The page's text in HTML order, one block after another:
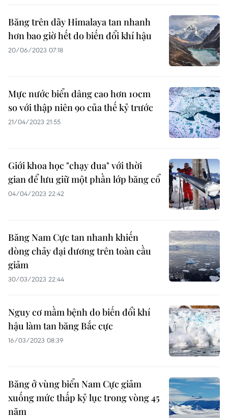
Băng trên dãy Himalaya tan nhanh
hơn bao giờ hết do biến đổi khí hậu
20/06/2023 07:18
Mực nước biển dâng cao hơn 10cm
so với thập niên 90 của thế kỷ trước
21/04/2023 21:55
Giới khoa học "chạy đua" với thời
gian để lưu giữ một phần lớp băng cổ
04/04/2023 22:42
Băng Nam Cực tan nhanh khiến
dòng chảy đại dương trên toàn cầu
giảm
30/03/2023 22:44
Nguy cơ mầm bệnh do biến đổi khí
hậu làm tan băng Bắc cực
16/03/2023 08:39
Băng ở vùng biển Nam Cực giảm
xuống mức thấp kỷ lục trong vòng 45
năm